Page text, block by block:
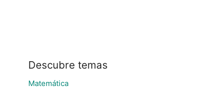
Descubre temas
Matemática